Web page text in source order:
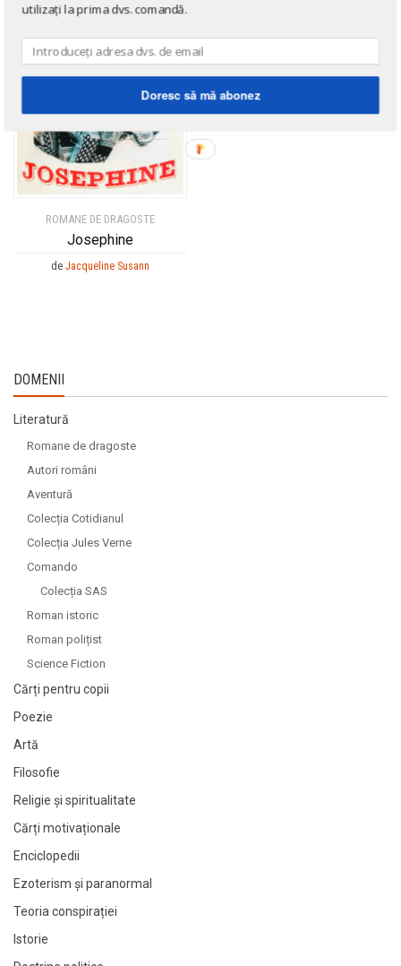
ROMANE DE DRAGOSTE
Josephine
de Jacqueline Susann
DOMENII
Literatură
Romane de dragoste
Autori români
Aventură
Colecția Cotidianul
Colecția Jules Verne
Comando
Colecția SAS
Roman istoric
Roman polițist
Science Fiction
Cărți pentru copii
Poezie
Artă
Filosofie
Religie și spiritualitate
Cărți motivaționale
Enciclopedii
Ezoterism și paranormal
Teoria conspirației
Istorie
utilizați la prima dvs. comandă.
Doresc să mă abonez